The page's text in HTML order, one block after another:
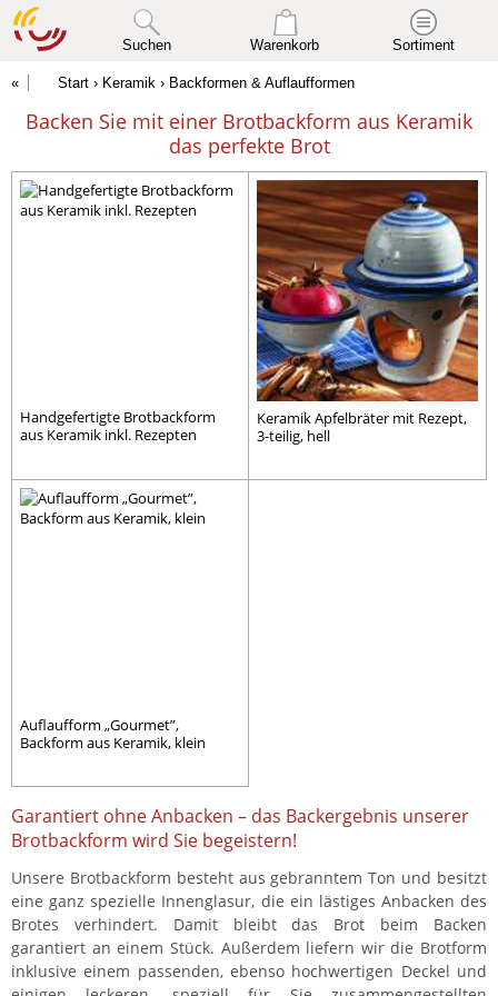
Suchen Warenkorb Sortiment
Start › Keramik › Backformen & Auflaufformen
Backen Sie mit einer Brotbackform aus Keramik
das perfekte Brot
Handgefertigte Brotbackform
aus Keramik inkl. Rezepten
Keramik Apfelbräter mit Rezept,
3-teilig, hell
Auflaufform „Gourmet”,
Backform aus Keramik, klein
Garantiert ohne Anbacken – das Backergebnis unserer
Brotbackform wird Sie begeistern!
Unsere Brotbackform besteht aus gebranntem Ton und besitzt
eine ganz spezielle Innenglasur, die ein lästiges Anbacken des
Brotes verhindert. Damit bleibt das Brot beim Backen
garantiert an einem Stück. Außerdem liefern wir die Brotform
inklusive einem passenden, ebenso hochwertigen Deckel und